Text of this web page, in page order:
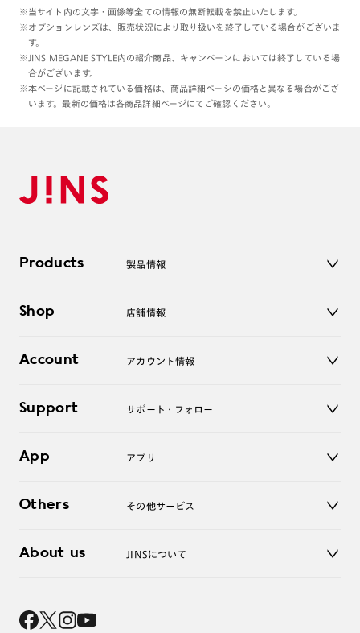
※当サイト内の文字・画像等全ての情報の無断転載を禁止いたします。
※オプションレンズは、販売状況により取り扱いを終了している場合がございま
す。
※JINS MEGANE STYLE内の紹介商品、キャンペーンにおいては終了している場
合がございます。
※本ページに記載されている価格は、商品詳細ページの価格と異なる場合がござ
います。最新の価格は各商品詳細ページにてご確認ください。
Products 製品情報
サングラス
コンタクトレンズ
アクセサリー
Shop 店舗情報
オンラインショップ
Account アカウント情報
ログアウト
Support サポート・フォロー
よくあるご質問
お問い合わせ
App アプリ
Others その他サービス
レンズ交換
About us JINSについて
採用情報